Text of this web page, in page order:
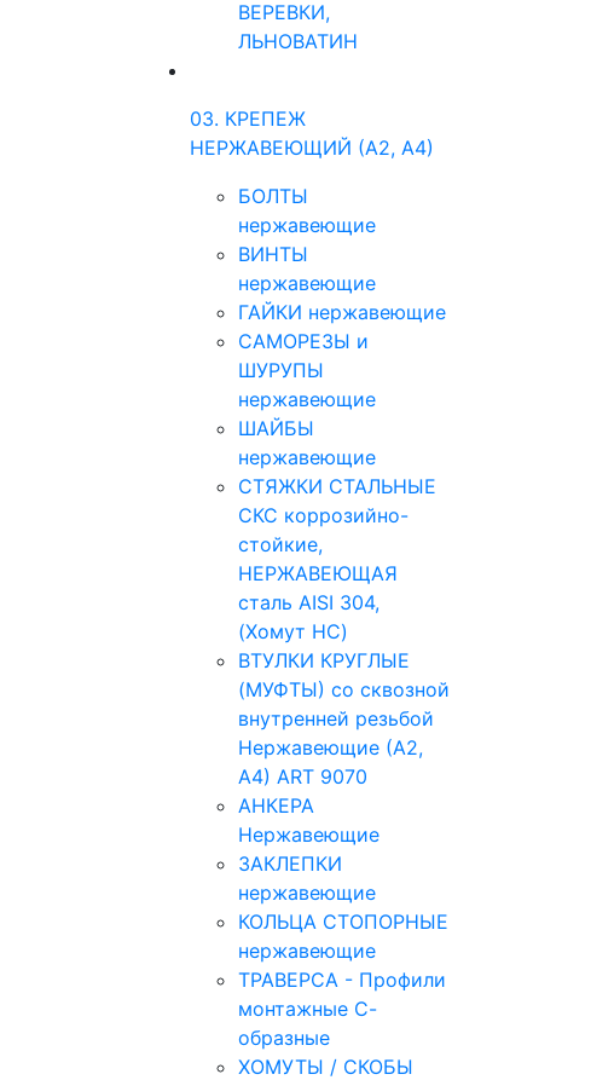
ВЕРЕВКИ,
ЛЬНОВАТИН
03. КРЕПЕЖ
НЕРЖАВЕЮЩИЙ (А2, А4)
БОЛТЫ
нержавеющие
ВИНТЫ
нержавеющие
ГАЙКИ нержавеющие
САМОРЕЗЫ и
ШУРУПЫ
нержавеющие
ШАЙБЫ
нержавеющие
СТЯЖКИ СТАЛЬНЫЕ
СКС коррозийно-
стойкие,
НЕРЖАВЕЮЩАЯ
сталь AISI 304,
(Хомут НС)
ВТУЛКИ КРУГЛЫЕ
(МУФТЫ) со сквозной
внутренней резьбой
Нержавеющие (А2,
А4) ART 9070
АНКЕРА
Нержавеющие
ЗАКЛЕПКИ
нержавеющие
КОЛЬЦА СТОПОРНЫЕ
нержавеющие
ТРАВЕРСА - Профили
монтажные С-
образные
ХОМУТЫ / СКОБЫ